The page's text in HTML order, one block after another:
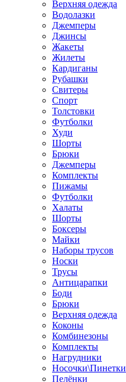
Верхняя одежда
Водолазки
Джемперы
Джинсы
Жакеты
Жилеты
Кардиганы
Рубашки
Свитеры
Спорт
Толстовки
Футболки
Худи
Шорты
Брюки
Джемперы
Комплекты
Пижамы
Футболки
Халаты
Шорты
Боксеры
Майки
Наборы трусов
Носки
Трусы
Антицарапки
Боди
Брюки
Верхняя одежда
Коконы
Комбинезоны
Комплекты
Нагрудники
Носочки\Пинетки
Пелёнки